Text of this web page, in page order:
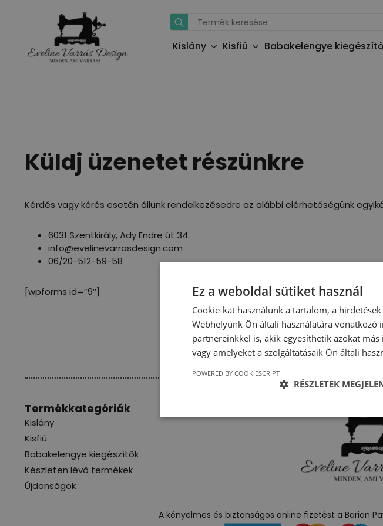
Search
for:
Kislány Kisfiú Babakelengye
Küldj üzenetet részünkre
Kérdés vagy kérés esetén állunk rendelkezésedre az alábbi elérhetőségünk
6031 Szentkirály, Ady Endre út 34.
info@evelinevarrasdesign.com
06/20-512-59-58
[wpforms id=”9″]
Termékkategóriák
Kislány
Kisfiú
Babakelengye kiegészítők
Készleten lévő termékek
Újdonságok
A kényelmes és biztonságos online fizetést a Barion
Ez a weboldal sütiket használ
Cookie-kat használunk a tartalom, a
Webhelyünk Ön általi használatára
partnereinkkel is, akik egyesíthetik azokat
vagy amelyeket a szolgáltatásaik Ön általi
RÉSZLETEK
POWERED BY COOKIESCRIPT